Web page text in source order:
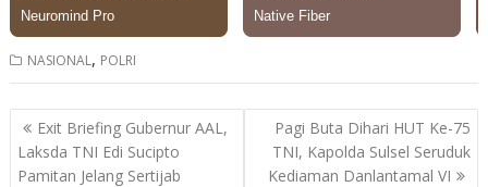
NASIONAL, POLRI
Post
navigation
Exit Briefing Gubernur AAL,
Laksda TNI Edi Sucipto
Pamitan Jelang Sertijab
Pagi Buta Dihari HUT Ke-75
TNI, Kapolda Sulsel Seruduk
Kediaman Danlantamal VI